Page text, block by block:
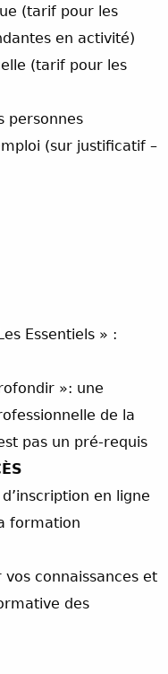
(tarif pour les
en activité)
(tarif pour les
personnes
(sur justificatif –
Essentiels » :
»: une
de la
pas un pré-requis
en ligne
formation
connaissances et
des